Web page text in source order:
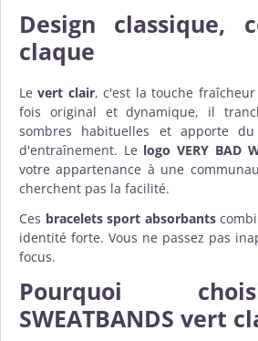
Design classique,
claque
Levert clair, c'est la touche
fois original et dynamique, il
sombres habituelles et apporte
d'entraînement. Le logo VERY BAD
votre appartenance à une
cherchent pas la facilité.
Ces bracelets sport absorbants
identité forte. Vous ne passez pas
focus.
Pourquoi
SWEATBANDS vert